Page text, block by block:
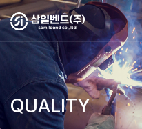
QUALITY